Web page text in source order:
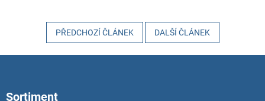
PŘEDCHOZÍ ČLÁNEK DALŠÍ ČLÁNEK
Sortiment